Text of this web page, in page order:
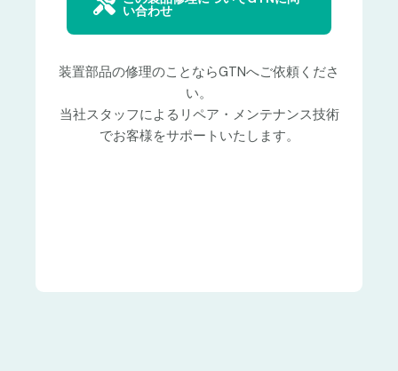
い合わせ
装置部品の修理のことならGTNへご依頼くださ
い。
当社スタッフによるリペア・メンテナンス技術
でお客様をサポートいたします。